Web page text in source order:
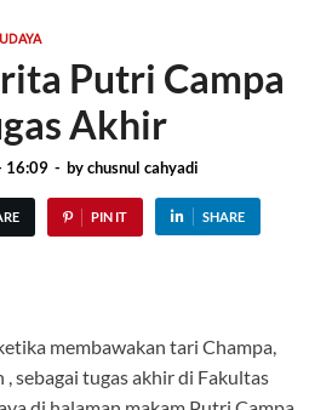
Putri Campa
Akhir
16:09 - bychusnul cahyadi
PIN IT SHARE
membawakan tari Champa,
, sebagai tugas akhir di Fakultas